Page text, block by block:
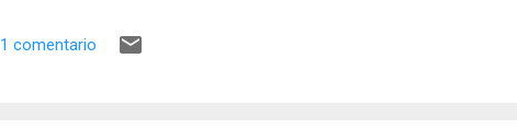
normalidad que en el mundo puede haber personas con
1 comentario